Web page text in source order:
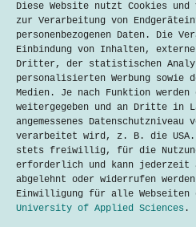
Diese Website nutzt Cookies
zur Verarbeitung von
personenbezogenen Daten. Die
Einbindung von Inhalten,
Dritter, der statistischen
personalisierten Werbung sowie
Medien. Je nach Funktion
weitergegeben und an Dritte in
angemessenes
verarbeitet wird, z. B. die
stets freiwillig, für die
erforderlich und kann jederzeit
abgelehnt oder widerrufen
Einwilligung für alle Webseiten
University of Applied Sciences .
environments. Their
on certain fish
webs, and ecosystem
this year, I attended
about…
LesenFish
and
the
Power
of
Song:
The
Case
of